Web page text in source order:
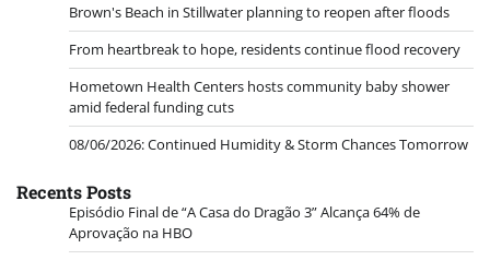
Brown's Beach in Stillwater planning to reopen after floods
From heartbreak to hope, residents continue flood recovery
Hometown Health Centers hosts community baby shower
amid federal funding cuts
08/06/2026: Continued Humidity & Storm Chances Tomorrow
Recents Posts
Episódio Final de “A Casa do Dragão 3” Alcança 64% de
Aprovação na HBO